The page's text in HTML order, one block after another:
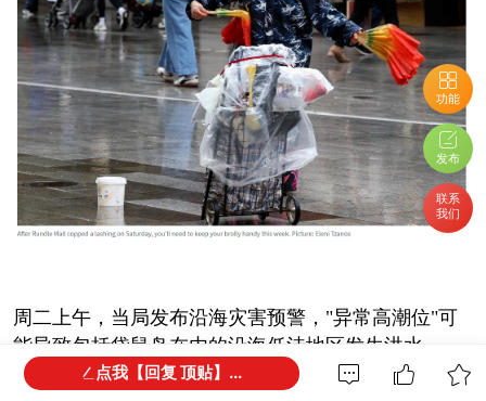
功能
发布
联系
我们
周二上午，当局发布沿海灾害预警，"异常高潮位"可
能导致包括袋鼠岛在内的沿海低洼地区发生洪水。
点我【回复 顶贴】...